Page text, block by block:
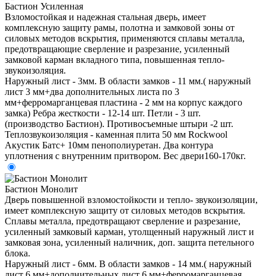
Бастион Усиленная
Взломостойкая и надежная стальная дверь, имеет
комплексную защиту рамы, полотна и замковой зоны от
силовых методов вскрытия, применяются сплавы металла,
предотвращающие сверление и разрезание, усиленный
замковой карман вкладного типа, повышенная тепло-
звукоизоляция.
Наружный лист - 3мм. В области замков - 11 мм.( наружный
лист 3 мм+два дополнительных листа по 3
мм+ферромарганцевая пластина - 2 мм на корпус каждого
замка) Ребра жесткости - 12-14 шт. Петли - 3 шт.
(производство Бастион). Противосъемные штыри -2 шт.
Теплозвукоизоляция - каменная плита 50 мм Rockwool
Акустик Батс+ 10мм пенополиуретан. Два контура
уплотнения с внутренним притвором. Вес двери160-170кг.
Бастион Монолит
Дверь повышенной взломостойкости и тепло- звукоизоляции,
имеет комплексную защиту от силовых методов вскрытия.
Сплавы металла, предотвращают сверление и разрезание,
усиленный замковый карман, утолщенный наружный лист и
замковая зона, усиленный наличник, доп. защита петельного
блока.
Наружный лист - 6мм. В области замков - 14 мм.( наружный